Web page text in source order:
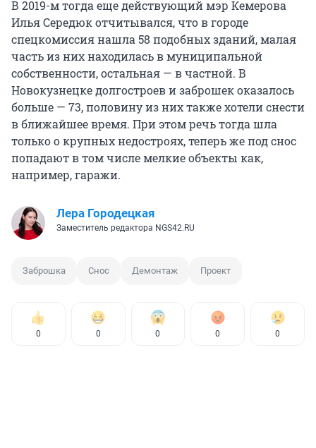
В 2019-м тогда еще действующий мэр Кемерова
Илья Середюк отчитывался, что в городе
спецкомиссия нашла 58 подобных зданий, малая
часть из них находилась в муниципальной
собственности, остальная — в частной. В
Новокузнецке долгостроев и заброшек оказалось
больше — 73, половину из них также хотели снести
в ближайшее время. При этом речь тогда шла
только о крупных недостроях, теперь же под снос
попадают в том числе мелкие объекты как,
например, гаражи.
Лера Городецкая
Заместитель редактора NGS42.RU
Заброшка Снос Демонтаж Проект
0 0 0 0 0